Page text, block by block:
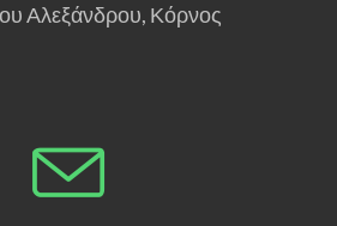
Αλεξάνδρου, Κόρνος